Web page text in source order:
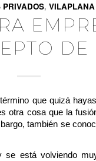
PRIVADOS, VILAPLANA
DE
que quizá
otra cosa que la
también se
se está volviendo